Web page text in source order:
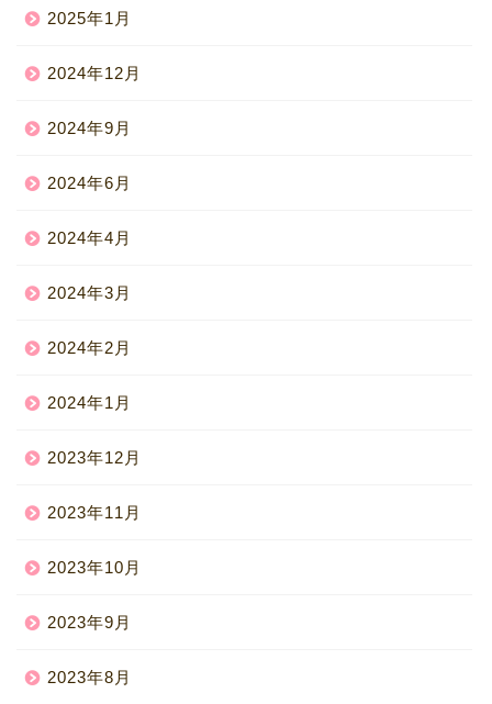
2025年1月
2024年12月
2024年9月
2024年6月
2024年4月
2024年3月
2024年2月
2024年1月
2023年12月
2023年11月
2023年10月
2023年9月
2023年8月